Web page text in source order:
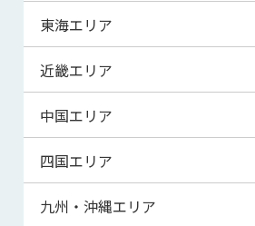
宮城県
秋田県
山形県
神奈川県
埼玉県
千葉県
茨城県
群馬県
新潟県
富山県
福井県
山梨県
東海エリア
岐阜県
静岡県
三重県
近畿エリア
滋賀県
京都府
大阪府
中国エリア
鳥取県
島根県
四国エリア
徳島県
九州・沖縄エリア